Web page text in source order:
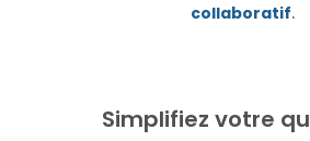
collaboratif.
Simplifiez votre